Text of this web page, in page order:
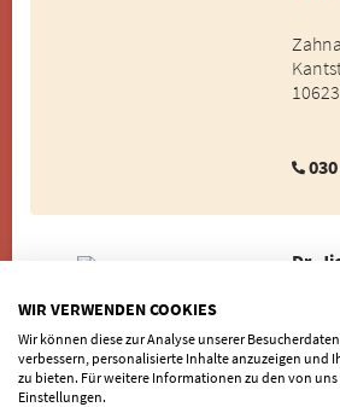
Dr.
KU64
WIR VERWENDEN COOKIES
Wir können diese zur Analyse unserer
verbessern, personalisierte Inhalte anzuzeigen und
zu bieten. Für weitere Informationen zu den von
Einstellungen.